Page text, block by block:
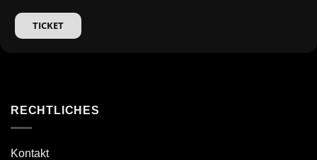
TICKET
RECHTLICHES
Kontakt